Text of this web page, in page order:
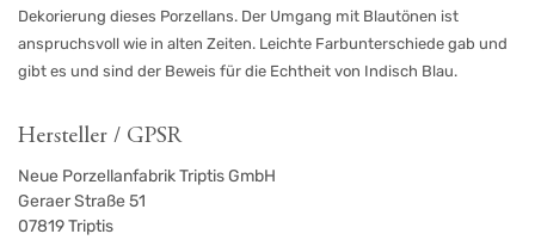
Dekorierung dieses Porzellans. Der Umgang mit Blautönen ist
anspruchsvoll wie in alten Zeiten. Leichte Farbunterschiede gab und
gibt es und sind der Beweis für die Echtheit von Indisch Blau.
Hersteller / GPSR
Neue Porzellanfabrik Triptis GmbH
Geraer Straße 51
07819Triptis